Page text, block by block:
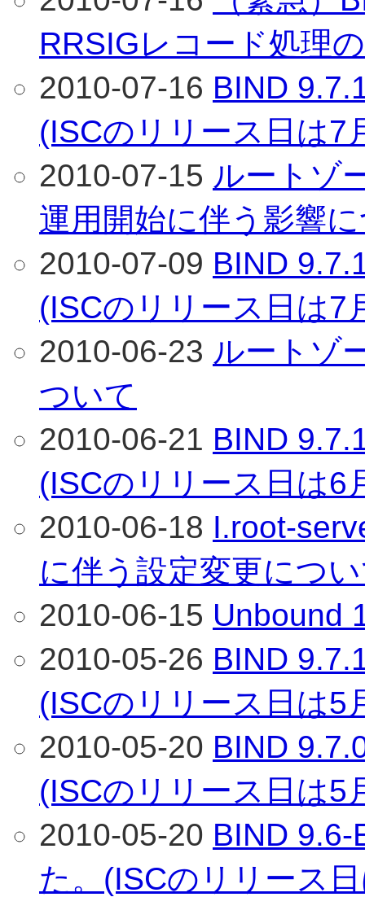
RRSIGレコード処理
2010-07-16 BIND
(ISCのリリース日は7
2010-07-15 ルートゾ
運用開始に伴う影響
2010-07-09 BIND
(ISCのリリース日は7
2010-06-23 ルートゾ
ついて
2010-06-21 BIND
(ISCのリリース日は6
2010-06-18 I.root-
に伴う設定変更につ
2010-06-15 Unbound
2010-05-26 BIND
(ISCのリリース日は5
2010-05-20 BIND
(ISCのリリース日は5
2010-05-20 BIND
た。(ISCのリリース